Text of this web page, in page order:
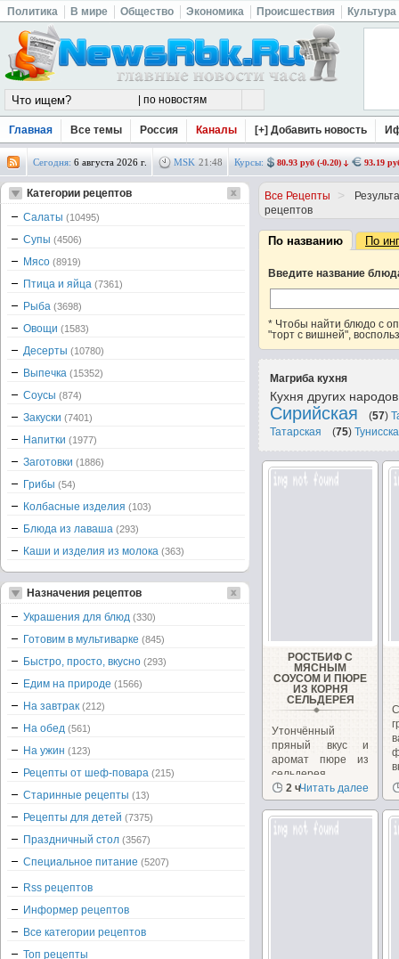
Политика В мире Общество Экономика Происшествия Культура
Главная Все темы Россия Каналы [+] Добавить новость
Сегодня: 6 августа 2026 г. MSK 21 :48 Курсы: 80.93 руб (-0.20) 93.19
Все Рецепты >
рецептов
По названию По
Введите название
* Чтобы найти блюдо с
"торт с вишней",
Магриба кухня
Кухня других
Сирийская (57)
Татарская
(75)
РОСТБИФ С
МЯСНЫМ
СОУСОМ И ПЮРЕ
ИЗ КОРНЯ
СЕЛЬДЕРЕЯ
Утончённый
пряный вкус и
аромат пюре из
сельдерея
покорит вас!!!
Любите ли...
2 чЧитать далее
Категории рецептов
Салаты (10495)
Супы (4506)
Мясо (8919)
Птица и яйца (7361)
Рыба (3698)
Овощи (1583)
Десерты (10780)
Выпечка (15352)
Соусы (874)
Закуски (7401)
Напитки (1977)
Заготовки (1886)
Грибы (54)
Колбасные изделия (103)
Блюда из лаваша (293)
Каши и изделия из молока (363)
Назначения рецептов
Украшения для блюд (330)
Готовим в мультиварке (845)
Быстро, просто, вкусно (293)
Едим на природе (1566)
На завтрак (212)
На обед (561)
На ужин (123)
Рецепты от шеф-повара (215)
Старинные рецепты (13)
Рецепты для детей (7375)
Праздничный стол (3567)
Специальное питание (5207)
Rss рецептов
Информер рецептов
Все категории рецептов
Топ рецепты